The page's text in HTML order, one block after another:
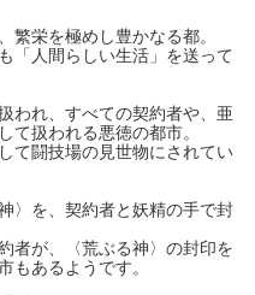
繁栄を極めし豊かなる都。
「人間らしい生活」を送って
われ、すべての契約者や、亜
て扱われる悪徳の都市。
て闘技場の見世物にされてい
〉を、契約者と妖精の手で封
者が、〈荒ぶる神〉の封印を
もあるようです。